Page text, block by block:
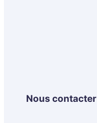
Nous contacter